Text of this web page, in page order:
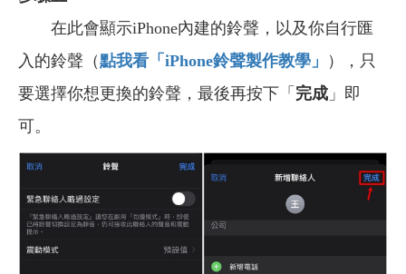
在此會顯示iPhone內建的鈴聲，以及你自行匯
入的鈴聲（點我看「iPhone鈴聲製作教學」
），只
要選擇你想更換的鈴聲，最後再按下「 完成 」即
可。